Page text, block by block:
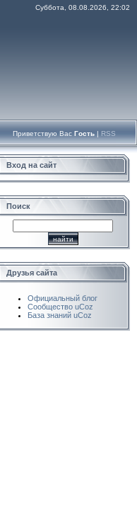
Суббота, 08.08.2026, 22:02
Приветствую Вас Гость | RSS
Вход на сайт
Поиск
Друзья сайта
Официальный блог
Сообщество uCoz
База знаний uCoz